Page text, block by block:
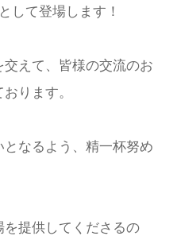
して登場します！
えて、皆様の交流のお
ります。
なるよう、精一杯努め
提供してくださるの